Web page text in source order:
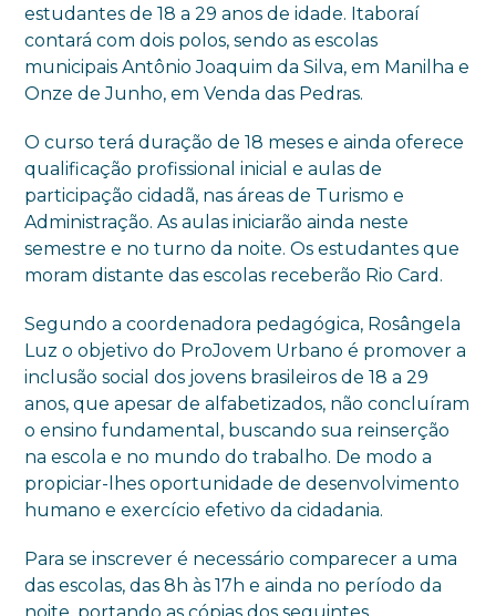
estudantes de 18 a 29 anos de idade. Itaboraí
contará com dois polos, sendo as escolas
municipais Antônio Joaquim da Silva, em Manilha e
Onze de Junho, em Venda das Pedras.
O curso terá duração de 18 meses e ainda oferece
qualificação profissional inicial e aulas de
participação cidadã, nas áreas de Turismo e
Administração. As aulas iniciarão ainda neste
semestre e no turno da noite. Os estudantes que
moram distante das escolas receberão Rio Card.
Segundo a coordenadora pedagógica, Rosângela
Luz o objetivo do ProJovem Urbano é promover a
inclusão social dos jovens brasileiros de 18 a 29
anos, que apesar de alfabetizados, não concluíram
o ensino fundamental, buscando sua reinserção
na escola e no mundo do trabalho. De modo a
propiciar-lhes oportunidade de desenvolvimento
humano e exercício efetivo da cidadania.
Para se inscrever é necessário comparecer a uma
das escolas, das 8h às 17h e ainda no período da